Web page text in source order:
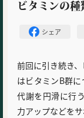
ビタミンの
シェア
前回に引き続き
はビタミンB群
代謝を円滑に行
力アップなどをサ